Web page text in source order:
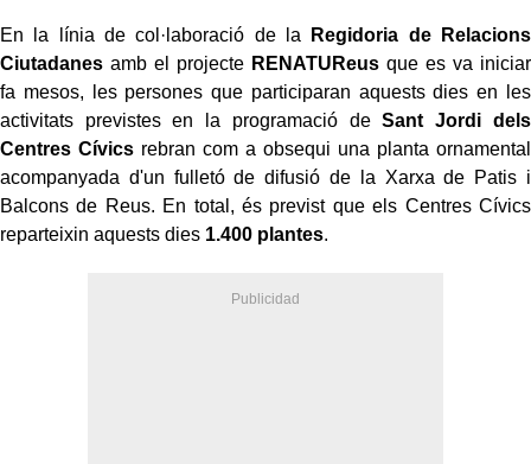
En la línia de col·laboració de la
Regidoria de Relacions
Ciutadanes amb el projecte RENATUReusque es va iniciar
fa mesos, les persones que participaran aquests dies en les
activitats previstes en la programació deSant Jordi dels
Centres Cívics rebran com a obsequi una planta ornamental
acompanyada d'un fulletó de difusió de la Xarxa de Patis i
Balcons de Reus. En total, és previst que els Centres Cívics
reparteixin aquests dies 1.400 plantes.